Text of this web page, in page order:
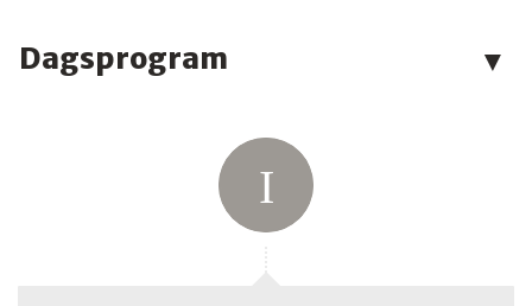
mail@laeserklubben.dk
Læserklubben
Dagsprogram